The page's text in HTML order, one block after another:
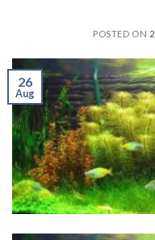
POSTED ON
26
Aug